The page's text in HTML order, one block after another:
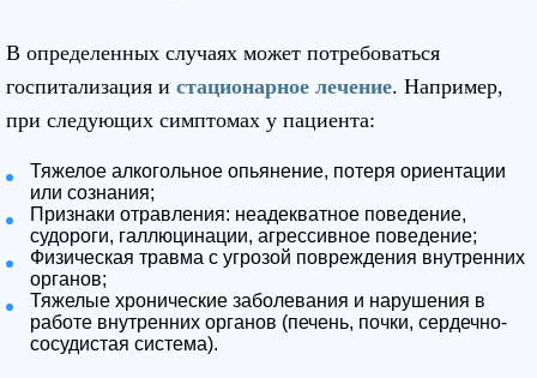
В определенных случаях может потребоваться
госпитализация и стационарное лечение. Например,
при следующих симптомах у пациента:
Тяжелое алкогольное опьянение, потеря ориентации
или сознания;
Признаки отравления: неадекватное поведение,
судороги, галлюцинации, агрессивное поведение;
Физическая травма с угрозой повреждения внутренних
органов;
Тяжелые хронические заболевания и нарушения в
работе внутренних органов (печень, почки, сердечно-
сосудистая система).